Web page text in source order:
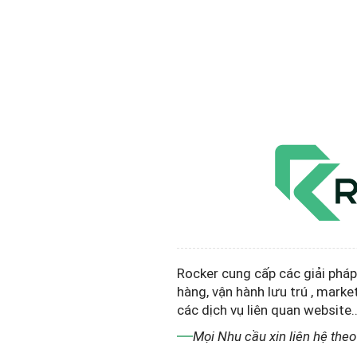
Rocker cung cấp các giải
hàng, vận hành lưu trú ,
các dịch vụ liên quan
Mọi Nhu cầu xin liên hệ